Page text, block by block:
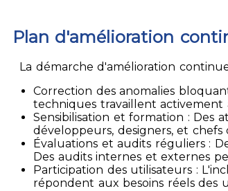
Plan d'amélioration
La démarche d'amélioration
Correction des anomalies
techniques travaillent activement
Sensibilisation et formation : Des
développeurs, designers, et chefs
Évaluations et audits réguliers :
Des audits internes et externes
Participation des utilisateurs :
répondent aux besoins réels des